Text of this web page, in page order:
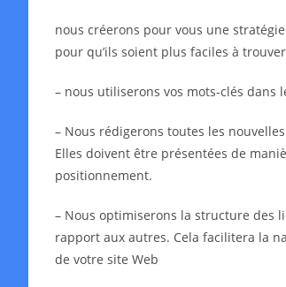
nous créerons pour vous une
pour qu’ils soient plus faciles à
– nous utiliserons vos mots-clés
– Nous rédigerons toutes les
Elles doivent être présentées de
positionnement.
– Nous optimiserons la structure des
rapport aux autres. Cela facilitera la
de votre site Web